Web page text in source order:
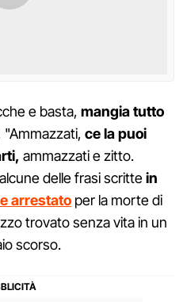
e basta, mangia tutto
"Ammazzati, ce la puoi
ammazzati e zitto.
delle frasi scrittein
arrestato per la morte di
trovato senza vita in un
scorso.